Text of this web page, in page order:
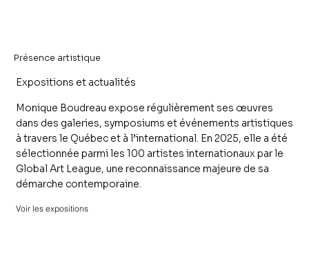
Expositions et actualités
Présence artistique
Monique Boudreau expose régulièrement ses œuvres
dans des galeries, symposiums et événements artistiques
à travers le Québec et à l’international. En 2025, elle a été
sélectionnée parmi les 100 artistes internationaux par le
Global Art League, une reconnaissance majeure de sa
démarche contemporaine.
Voir les expositions